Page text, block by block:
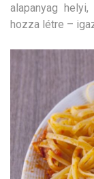
alapanyag
hozza létre –